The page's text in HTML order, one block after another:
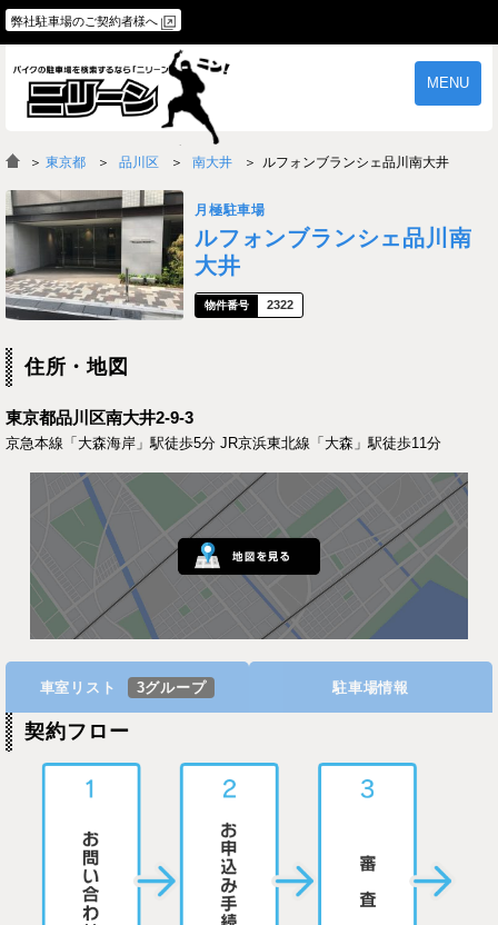
弊社駐車場のご契約者様へ
MENU
物件一覧 ご契約の流れ
よくあるご質問
＞ 東京都 品川区 南大井 ルフォンブランシェ品川南大井
月極駐車場
ルフォンブランシェ品川南
大井
2322
住所・地図
東京都品川区南大井2-9-3
京急本線「大森海岸」駅徒歩5分 JR京浜東北線「大森」駅徒歩11分
車室リスト 3グループ 駐車場情報
契約フロー